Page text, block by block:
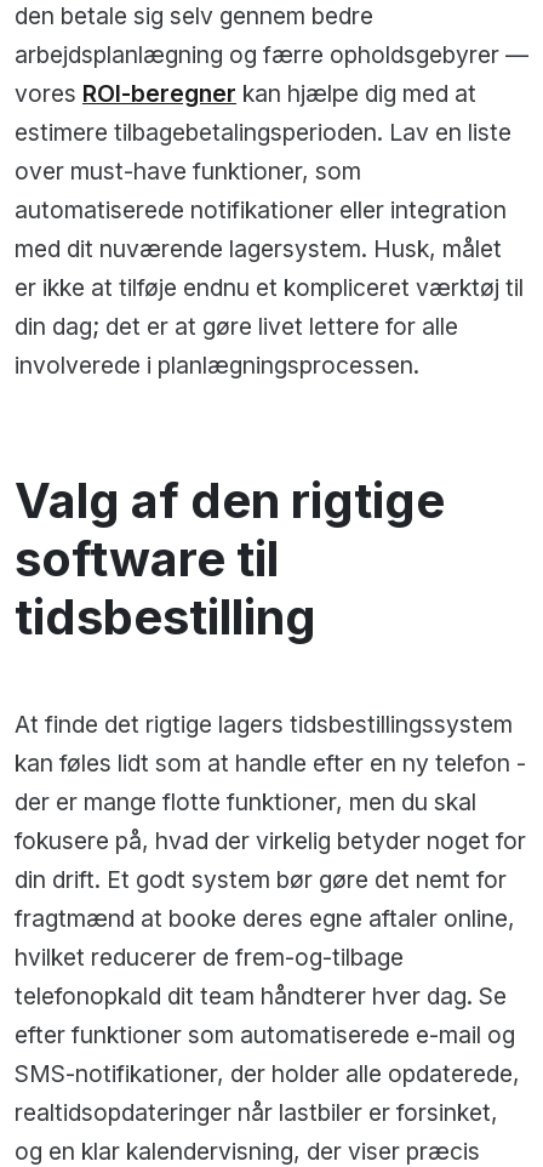
den betale sig selv gennem bedre
arbejdsplanlægning og færre opholdsgebyrer —
vores ROI-beregner kan hjælpe dig med at
estimere tilbagebetalingsperioden. Lav en liste
over must-have funktioner, som
automatiserede notifikationer eller integration
med dit nuværende lagersystem. Husk, målet
er ikke at tilføje endnu et kompliceret værktøj til
din dag; det er at gøre livet lettere for alle
involverede i planlægningsprocessen.
Valg af den rigtige
software til
tidsbestilling
At finde det rigtige lagers tidsbestillingssystem
kan føles lidt som at handle efter en ny telefon -
der er mange flotte funktioner, men du skal
fokusere på, hvad der virkelig betyder noget for
din drift. Et godt system bør gøre det nemt for
fragtmænd at booke deres egne aftaler online,
hvilket reducerer de frem-og-tilbage
telefonopkald dit team håndterer hver dag. Se
efter funktioner som automatiserede e-mail og
SMS-notifikationer, der holder alle opdaterede,
realtidsopdateringer når lastbiler er forsinket,
og en klar kalendervisning, der viser præcis